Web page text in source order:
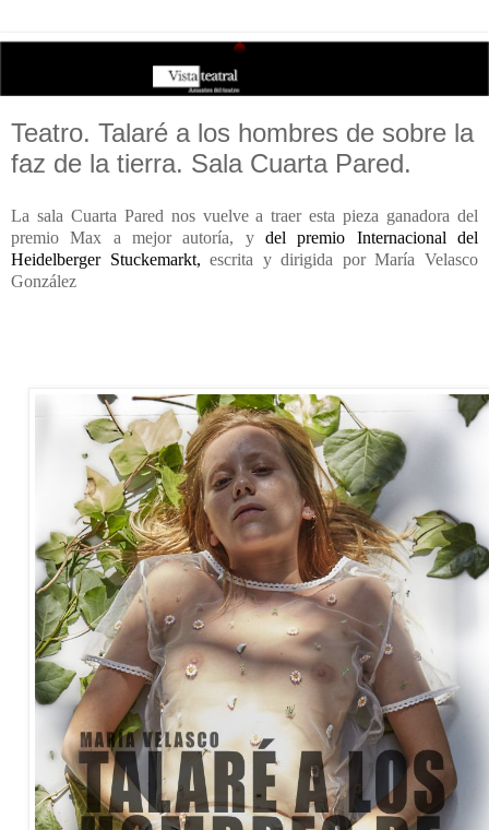
Teatro. Talaré a los hombres de sobre la
faz de la tierra. Sala Cuarta Pared.
La sala Cuarta Pared nos vuelve a traer esta pieza ganadora del
premio Max a mejor autoría, y del premio Internacional del
Heidelberger Stuckemarkt, escrita y dirigida por María Velasco
González